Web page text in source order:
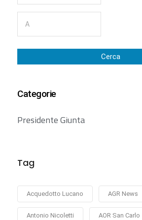
Cerca
Categorie
Presidente Giunta
Tag
Acquedotto Lucano AGR News
Antonio Nicoletti AOR San Carlo